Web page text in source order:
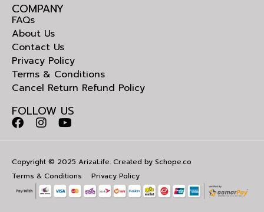
COMPANY
FAQs
About Us
Contact Us
Privacy Policy
Terms & Conditions
Cancel Return Refund Policy
FOLLOW US
Copyright © 2025 ArizaLife. Created by Schope.co
Terms & Conditions
Privacy Policy